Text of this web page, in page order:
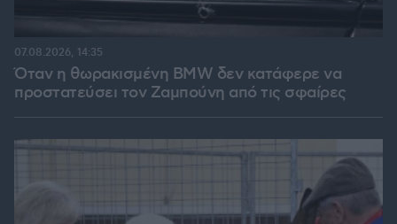
Όταν η θωρακισμένη BMW δεν κατάφερε να
προστατεύσει τον Ζαμπούνη από τις σφαίρες
07.08.2026, 14:35